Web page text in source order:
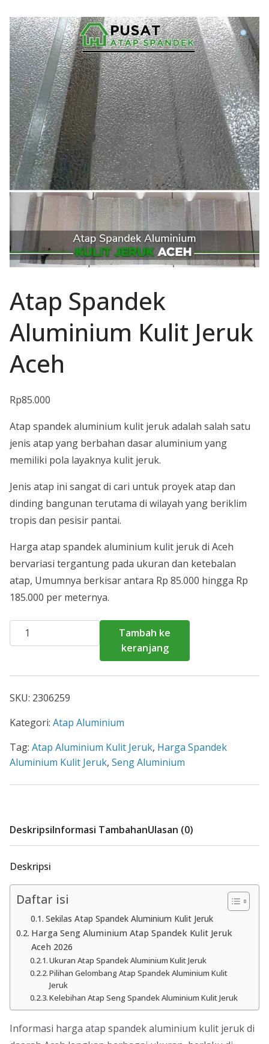
Atap Spandek
Aluminium Kulit Jeruk
Aceh
Rp85.000
Atap spandek aluminium kulit jeruk adalah salah satu
jenis atap yang berbahan dasar aluminium yang
memiliki pola layaknya kulit jeruk.
Jenis atap ini sangat di cari untuk proyek atap dan
dinding bangunan terutama di wilayah yang beriklim
tropis dan pesisir pantai.
Harga atap spandek aluminium kulit jeruk di Aceh
bervariasi tergantung pada ukuran dan ketebalan
atap, Umumnya berkisar antara Rp 85.000 hingga Rp
185.000 per meternya.
Kuantitas
Atap
Jeruk
Aceh
Tambah ke
keranjang
SKU: 2306259
Kategori: Atap Aluminium
Tag: Atap Aluminium Kulit Jeruk, Harga Spandek
Aluminium Kulit Jeruk, Seng Aluminium
DeskripsiInformasi TambahanUlasan (0)
Deskripsi
Daftar isi
Sekilas Atap Spandek Aluminium Kulit Jeruk
Harga Seng Aluminium Atap Spandek Kulit Jeruk
Aceh 2026
Ukuran Atap Spandek Aluminium Kulit Jeruk
Pilihan Gelombang Atap Spandek Aluminium Kulit
Jeruk
Kelebihan Atap Seng Spandek Aluminium Kulit Jeruk
Informasi harga atap spandek aluminium kulit jeruk di